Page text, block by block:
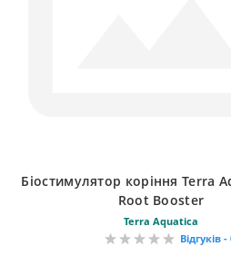
Біостимулятор коріння Terra
Root Booster
Terra Aquatica
Відгуків -